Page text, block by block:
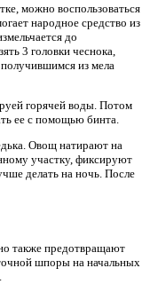
можно воспользоваться
народное средство из
до
3 головки чеснока,
из мела
горячей воды. Потом
ее с помощью бинта.
Овощ натирают на
участку, фиксируют
делать на ночь. После
также предотвращают
шпоры на начальных